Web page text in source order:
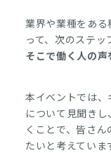
業界や業種をあ
って、次のステッ
そこで働く人の声
本イベントでは
について見聞き
くことで、皆さ
たいと考えていま